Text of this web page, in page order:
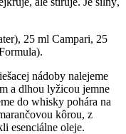
25 ml Campari, 25
nádoby nalejeme
a dlhou lyžicou jemne
do whisky pohára na
kôrou, z
esenciálne oleje.